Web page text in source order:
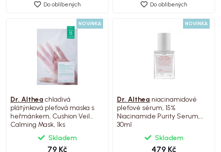
Do oblíbených Do oblíbených
NOVINKA
Dr. Althea chladivá
plátýnková pleťová maska s
heřmánkem, Cushion Veil
Calming Mask, 1ks
Skladem
79 Kč
NOVINKA
Dr. Althea niacinamidové
pleťové sérum, 15%
Niacinamide Purity Serum,
30ml
Skladem
479 Kč